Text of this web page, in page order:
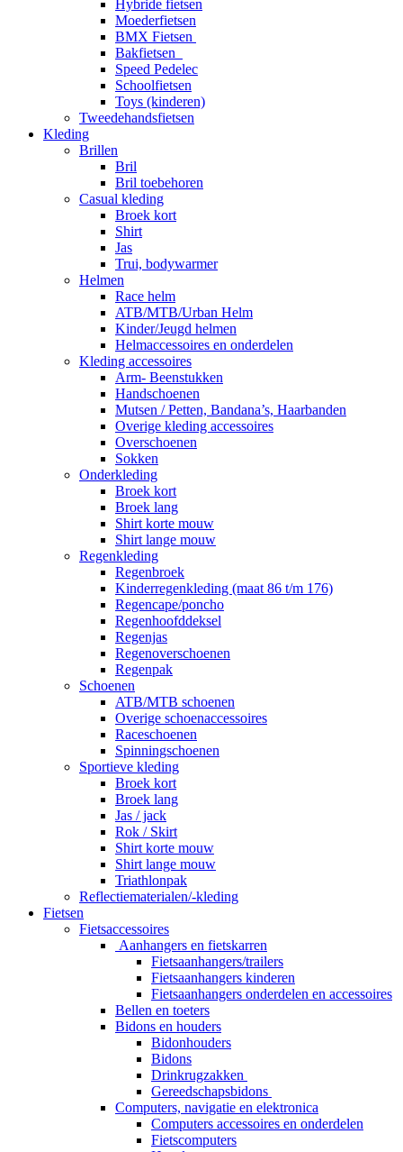
Hybride fietsen
Moederfietsen
BMX Fietsen
Bakfietsen
Speed Pedelec
Schoolfietsen
Toys (kinderen)
Tweedehandsfietsen
Kleding
Brillen
Bril
Bril toebehoren
Casual kleding
Broek kort
Shirt
Jas
Trui, bodywarmer
Helmen
Race helm
ATB/MTB/Urban Helm
Kinder/Jeugd helmen
Helmaccessoires en onderdelen
Kleding accessoires
Arm- Beenstukken
Handschoenen
Mutsen / Petten, Bandana’s, Haarbanden
Overige kleding accessoires
Overschoenen
Sokken
Onderkleding
Broek kort
Broek lang
Shirt korte mouw
Shirt lange mouw
Regenkleding
Regenbroek
Kinderregenkleding (maat 86 t/m 176)
Regencape/poncho
Regenhoofddeksel
Regenjas
Regenoverschoenen
Regenpak
Schoenen
ATB/MTB schoenen
Overige schoenaccessoires
Raceschoenen
Spinningschoenen
Sportieve kleding
Broek kort
Broek lang
Jas / jack
Rok / Skirt
Shirt korte mouw
Shirt lange mouw
Triathlonpak
Reflectiematerialen/-kleding
Fietsen
Fietsaccessoires
Aanhangers en fietskarren
Fietsaanhangers/trailers
Fietsaanhangers kinderen
Fietsaanhangers onderdelen en accessoires
Bellen en toeters
Bidons en houders
Bidonhouders
Bidons
Drinkrugzakken
Gereedschapsbidons
Computers, navigatie en elektronica
Computers accessoires en onderdelen
Fietscomputers